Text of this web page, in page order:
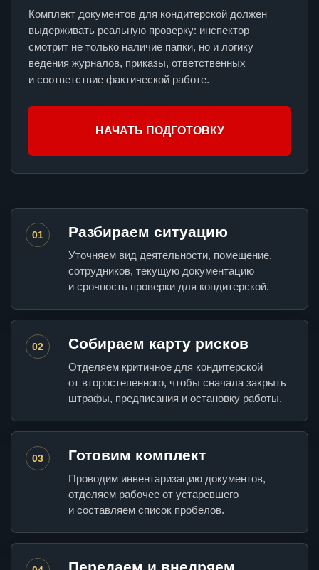
Комплект документов для кондитерской должен
выдерживать реальную проверку: инспектор
смотрит не только наличие папки, но и логику
ведения журналов, приказы, ответственных
и соответствие фактической работе.
НАЧАТЬ ПОДГОТОВКУ
01 Разбираем ситуацию
Уточняем вид деятельности, помещение,
сотрудников, текущую документацию
и срочность проверки для кондитерской.
02 Собираем карту рисков
Отделяем критичное для кондитерской
от второстепенного, чтобы сначала закрыть
штрафы, предписания и остановку работы.
03 Готовим комплект
Проводим инвентаризацию документов,
отделяем рабочее от устаревшего
и составляем список пробелов.